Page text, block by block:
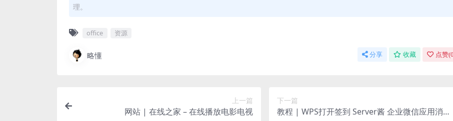
理。
office 资源
略懂 分享 收藏 点赞(0
上一篇
网站 | 在线之家 – 在线播放电影电视
下一篇
教程 | WPS打开签到 Server酱 企业微信应用消